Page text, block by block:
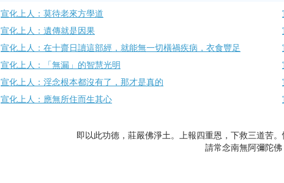
宣化上人：莫待老來方學道
宣化上人：遺傳就是因果
宣化上人：在十齋日讀這部經，就能無一切橫禍疾病，衣食豐足
宣化上人：「無漏」的智慧光明
宣化上人：淫念根本都沒有了，那才是真的
宣化上人：應無所住而生其心
即以此功德，莊嚴佛淨土。上報四重恩，下救三道苦
請常念南無阿彌陀佛